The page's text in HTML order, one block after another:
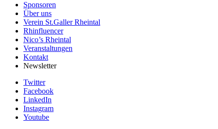
Sponsoren
Über uns
Verein St.Galler Rheintal
Rhinfluencer
Nico’s Rheintal
Veranstaltungen
Kontakt
Newsletter
Twitter
Facebook
LinkedIn
Instagram
Youtube